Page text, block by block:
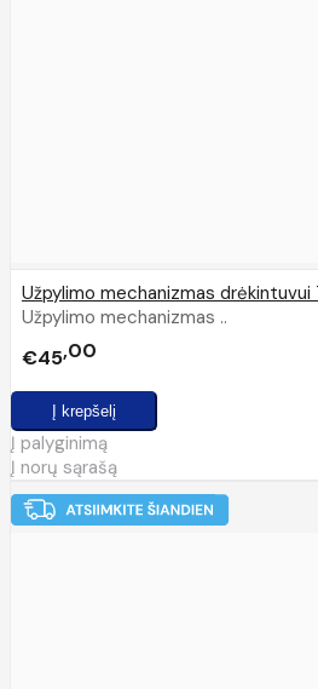
Užpylimo mechanizmas
Užpylimo mechanizmas ..
€45 00
Į palyginimą
Į norų sąrašą